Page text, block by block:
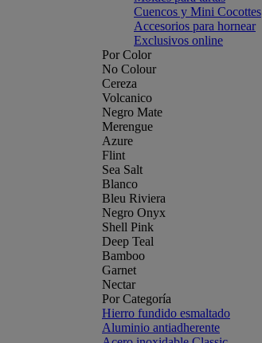
Cuencos y Mini Cocottes
Accesorios para hornear
Exclusivos online
Por Color
No Colour
Cereza
Volcanico
Negro Mate
Merengue
Azure
Flint
Sea Salt
Blanco
Bleu Riviera
Negro Onyx
Shell Pink
Deep Teal
Bamboo
Garnet
Nectar
Por Categoría
Hierro fundido esmaltado
Aluminio antiadherente